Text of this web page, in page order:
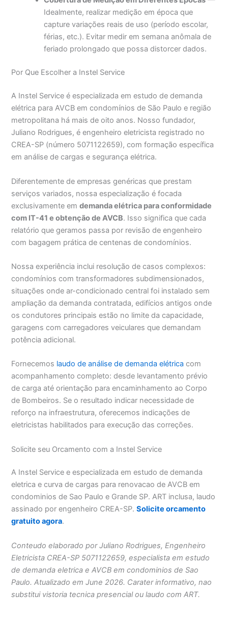
Idealmente, realizar medição em época que
capture variações reais de uso (período escolar,
férias, etc.). Evitar medir em semana anômala de
feriado prolongado que possa distorcer dados.
Por Que Escolher a Instel Service
A Instel Service é especializada em estudo de demanda
elétrica para AVCB em condomínios de São Paulo e região
metropolitana há mais de oito anos. Nosso fundador,
Juliano Rodrigues, é engenheiro eletricista registrado no
CREA-SP (número 5071122659), com formação específica
em análise de cargas e segurança elétrica.
Diferentemente de empresas genéricas que prestam
serviços variados, nossa especialização é focada
exclusivamente emdemanda elétrica para conformidade
com IT-41 e obtenção de AVCB. Isso significa que cada
relatório que geramos passa por revisão de engenheiro
com bagagem prática de centenas de condomínios.
Nossa experiência inclui resolução de casos complexos:
condomínios com transformadores subdimensionados,
situações onde ar-condicionado central foi instalado sem
ampliação da demanda contratada, edifícios antigos onde
os condutores principais estão no limite da capacidade,
garagens com carregadores veiculares que demandam
potência adicional.
Fornecemos laudo de análise de demanda elétrica com
acompanhamento completo: desde levantamento prévio
de carga até orientação para encaminhamento ao Corpo
de Bombeiros. Se o resultado indicar necessidade de
reforço na infraestrutura, oferecemos indicações de
eletricistas habilitados para execução das correções.
Solicite seu Orcamento com a Instel Service
A Instel Service e especializada em estudo de demanda
eletrica e curva de cargas para renovacao de AVCB em
condominios de Sao Paulo e Grande SP. ART inclusa, laudo
assinado por engenheiro CREA-SP.Solicite orcamento
gratuito agora.
Conteudo elaborado por Juliano Rodrigues, Engenheiro
Eletricista CREA-SP 5071122659, especialista em estudo
de demanda eletrica e AVCB em condominios de Sao
Paulo. Atualizado em June 2026. Carater informativo, nao
substitui vistoria tecnica presencial ou laudo com ART.